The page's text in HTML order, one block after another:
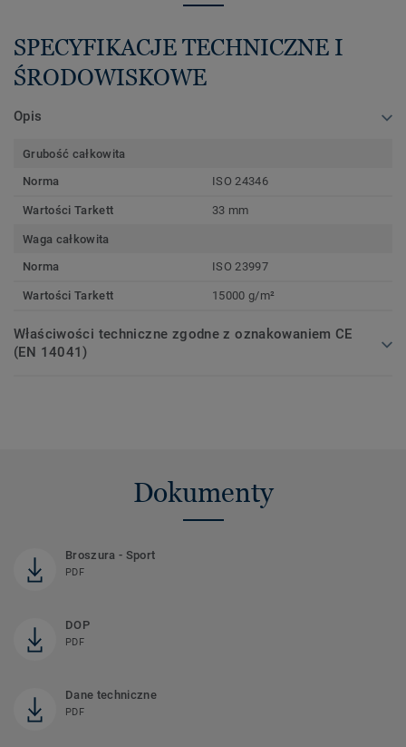
SPECYFIKACJE TECHNICZNE I
ŚRODOWISKOWE
Opis
Grubość całkowita
Norma
ISO 24346
Wartości Tarkett 33 mm
Waga całkowita
Norma
ISO 23997
Wartości Tarkett 15000 g/m²
Właściwości techniczne zgodne z oznakowaniem CE
(EN 14041)
Dokumenty
Broszura - Sport
PDF
DOP
PDF
Dane techniczne
PDF